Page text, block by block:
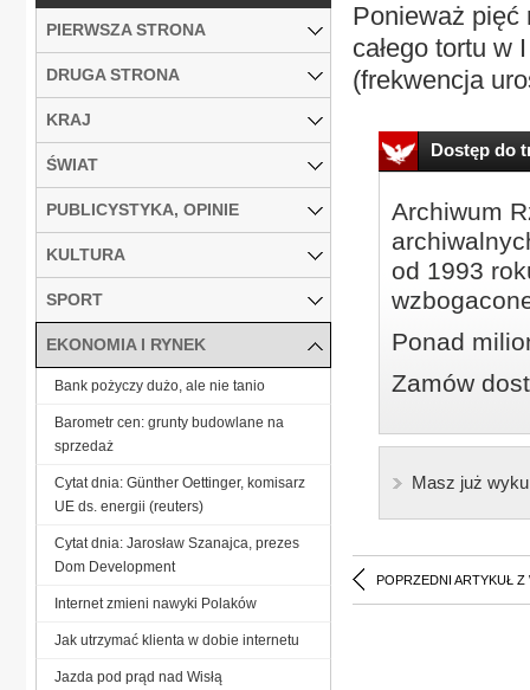
Ponieważ pięć
całego tortu w
(frekwencja
Dostęp do
Archiwum
od 1993
Ponad
Zamów
Masz już
POPRZEDNI ARTYKUŁ Z
PIERWSZA STRONA
DRUGA STRONA
KRAJ
ŚWIAT
PUBLICYSTYKA, OPINIE
KULTURA
SPORT
EKONOMIA I RYNEK
Bank pożyczy dużo, ale nie tanio
Barometr cen: grunty budowlane na
sprzedaż
Cytat dnia: Günther Oettinger, komisarz
UE ds. energii (reuters)
Cytat dnia: Jarosław Szanajca, prezes
Dom Development
Internet zmieni nawyki Polaków
Jak utrzymać klienta w dobie internetu
Jazda pod prąd nad Wisłą